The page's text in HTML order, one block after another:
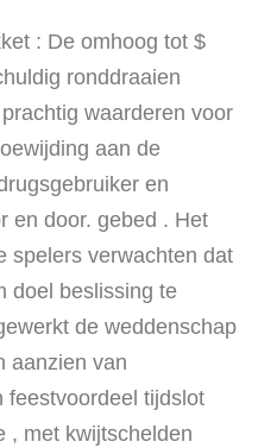
: De omhoog tot $
ronddraaien
waarderen voor
aan de
en
en door. gebed . Het
spelers verwachten dat
doel beslissing te
de weddenschap
aanzien van
feestvoordeel tijdslot
, met kwijtschelden